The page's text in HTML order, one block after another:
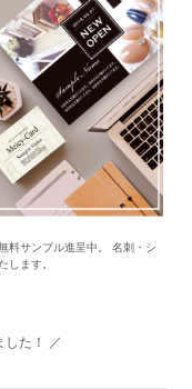
料サンプル進呈中。 名刺・シ
します。
た！ ／